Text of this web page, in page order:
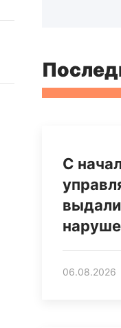
С
06.08.2026